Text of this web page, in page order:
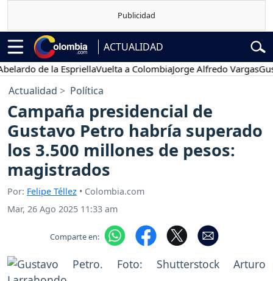
ACTUALIDAD
de la EspriellaVuelta a ColombiaJorge Alfredo VargasGustavo
Actualidad Política
Campaña presidencial de
Gustavo Petro habría superado
los 3.500 millones de pesos:
magistrados
Por: Felipe Téllez • Colombia.com
Mar, 26 Ago 2025 11:33 am
Comparte en: